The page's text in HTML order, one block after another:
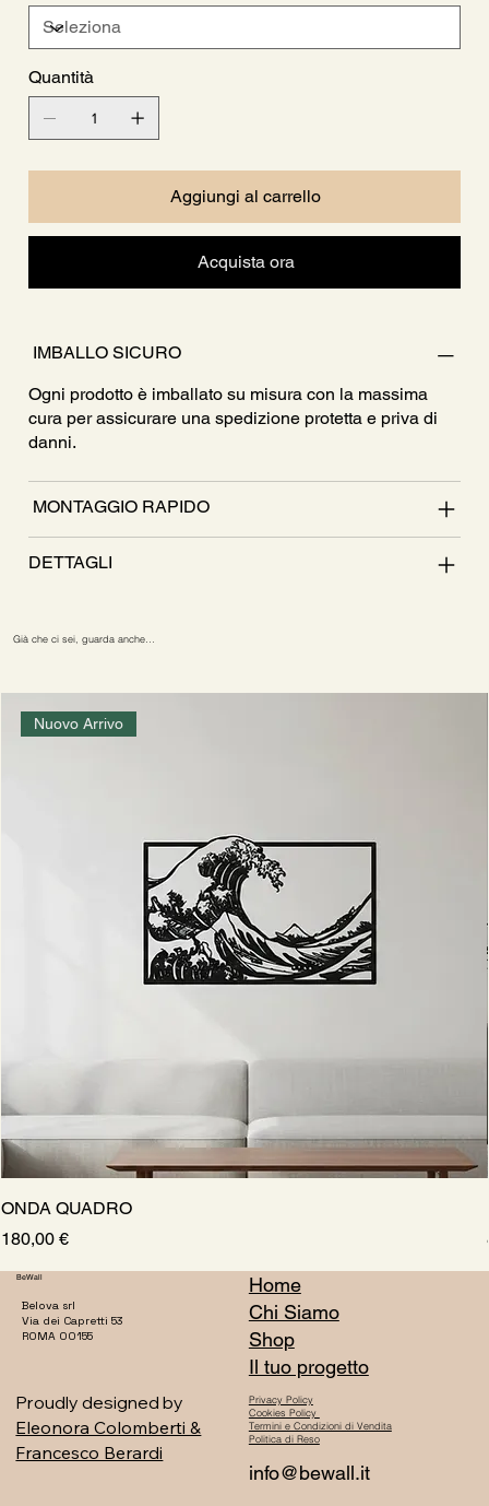
Quantità
Aggiungi al carrello
Acquista ora
IMBALLO SICURO
Ogni prodotto è imballato su misura con la massima
cura per assicurare una spedizione protetta e priva di
danni.
MONTAGGIO RAPIDO
DETTAGLI
Già che ci sei, guarda anche…
Nuovo Arrivo
ONDA QUADRO
Prezzo
180,00 €
Proudly designed by
Eleonora Colomberti &
Francesco Berardi
BeWall
Belova srl
Via dei Capretti 53
ROMA 00155
Home
Chi Siamo
Shop
Il tuo progetto
Privacy Policy
Cookies Policy
Termini e Condizioni di Vendita
Politica di Reso
info@bewall.it